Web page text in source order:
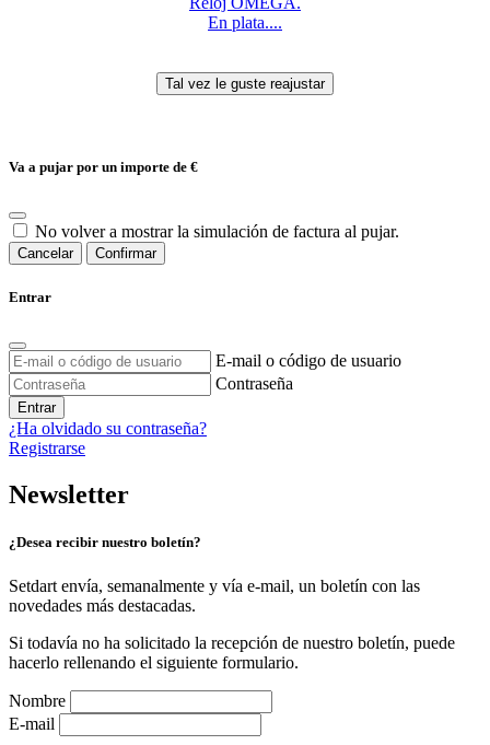
En plata....
Va a pujar por un importe de €
No volver a mostrar la simulación de factura al pujar.
Cancelar Confirmar
Entrar
E-mail o código de usuario
Contraseña
Entrar
¿Ha olvidado su contraseña?
Registrarse
Newsletter
¿Desea recibir nuestro boletín?
Setdart envía, semanalmente y vía e-mail, un boletín con las
novedades más destacadas.
Si todavía no ha solicitado la recepción de nuestro boletín, puede
hacerlo rellenando el siguiente formulario.
Nombre
E-mail